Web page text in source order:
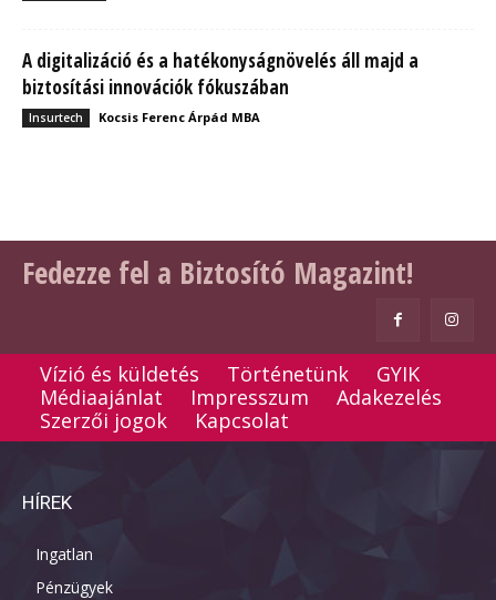
A digitalizáció és a hatékonyságnövelés áll majd a
biztosítási innovációk fókuszában
Insurtech Kocsis Ferenc Árpád MBA
Fedezze fel a Biztosító Magazint!
Vízió és küldetés Történetünk
GYIK
Médiaajánlat
Impresszum
Adakezelés
Szerzői jogok
Kapcsolat
HÍREK
Ingatlan
Pénzügyek